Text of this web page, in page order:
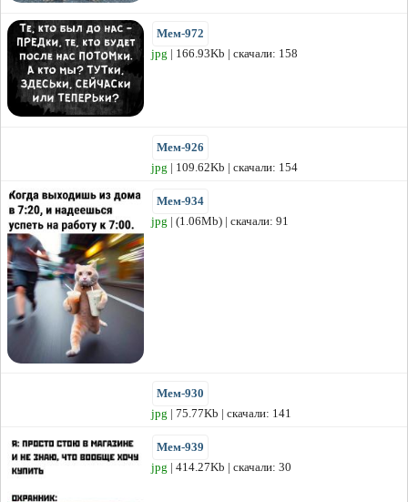
Мем-972
jpg | 166.93Kb | скачали: 158
Мем-926
jpg | 109.62Kb | скачали: 154
Мем-934
jpg | (1.06Mb) | скачали: 91
Мем-930
jpg | 75.77Kb | скачали: 141
Мем-939
jpg | 414.27Kb | скачали: 30